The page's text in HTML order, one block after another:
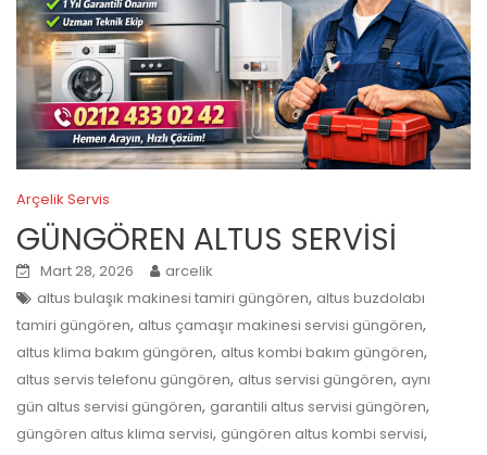
Arçelik Servis
GÜNGÖREN ALTUS SERVİSİ
Mart 28, 2026
arcelik
altus bulaşık makinesi tamiri güngören, altus buzdolabı
tamiri güngören, altus çamaşır makinesi servisi güngören,
altus klima bakım güngören, altus kombi bakım güngören,
altus servis telefonu güngören, altus servisi güngören, aynı
gün altus servisi güngören, garantili altus servisi güngören,
güngören altus klima servisi, güngören altus kombi servisi,